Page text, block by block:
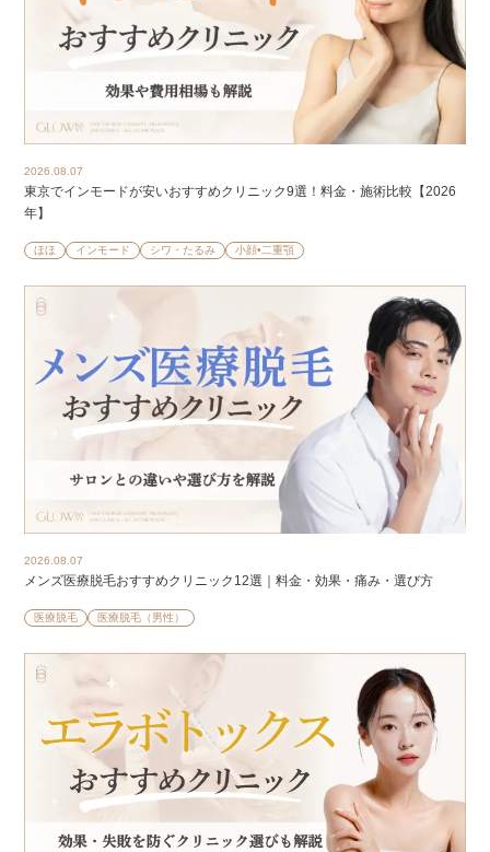
2026.08.07
東京でインモードが安いおすすめクリニック9選！料金・施術比較【2026
年】
ほほ インモード シワ・たるみ 小顔•二重顎
2026.08.07
メンズ医療脱毛おすすめクリニック12選｜料金・効果・痛み・選び方
医療脱毛 医療脱毛（男性）